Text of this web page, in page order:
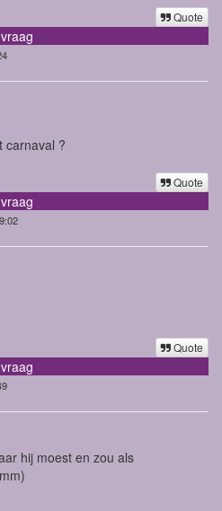
Quote
carnaval ?
Quote
Quote
hij moest en zou als